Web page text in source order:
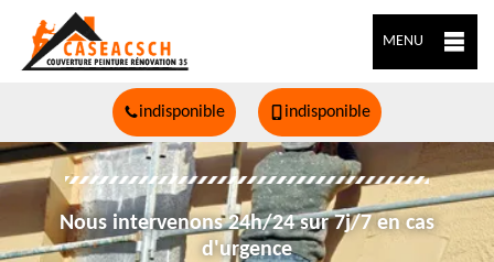
MENU
indisponible indisponible
Nous intervenons 24h/24 sur 7j/7 en cas
d'urgence